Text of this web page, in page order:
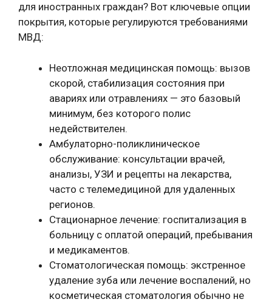
для иностранных граждан? Вот ключевые опции
покрытия, которые регулируются требованиями
МВД:
Неотложная медицинская помощь: вызов
скорой, стабилизация состояния при
авариях или отравлениях — это базовый
минимум, без которого полис
недействителен.
Амбулаторно-поликлиническое
обслуживание: консультации врачей,
анализы, УЗИ и рецепты на лекарства,
часто с телемедициной для удаленных
регионов.
Стационарное лечение: госпитализация в
больницу с оплатой операций, пребывания
и медикаментов.
Стоматологическая помощь: экстренное
удаление зуба или лечение воспалений, но
косметическая стоматология обычно не